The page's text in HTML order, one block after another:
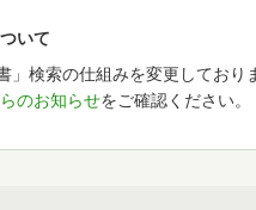
いて
」検索の仕組みを変更してお
のお知らせをご確認ください。